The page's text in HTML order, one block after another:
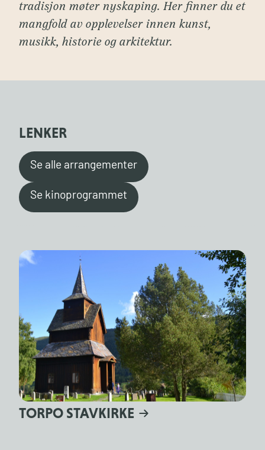
tradisjon møter nyskaping. Her finner du et
mangfold av opplevelser innen kunst,
musikk, historie og arkitektur.
LENKER
Se alle arrangementer
Se kinoprogrammet
TORPO STAVKIRKE